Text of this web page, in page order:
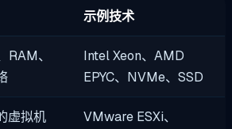
示例技术
RAM、
Intel Xeon、AMD
EPYC、NVMe、SSD
虚拟机
VMware ESXi、